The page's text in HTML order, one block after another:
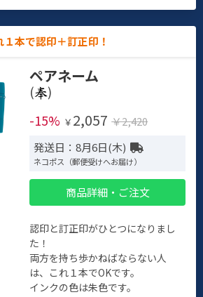
１本で認印＋訂正印！
ペアネーム
(
)
-15% ￥ 2,057 ￥2,420
発送日：8月6日(木)
ネコポス（郵便受けへお届け）
商品詳細・ご注文
認印と訂正印がひとつになりまし
た！
両方を持ち歩かねばならない人
は、これ１本でOKです。
インクの色は朱色です。